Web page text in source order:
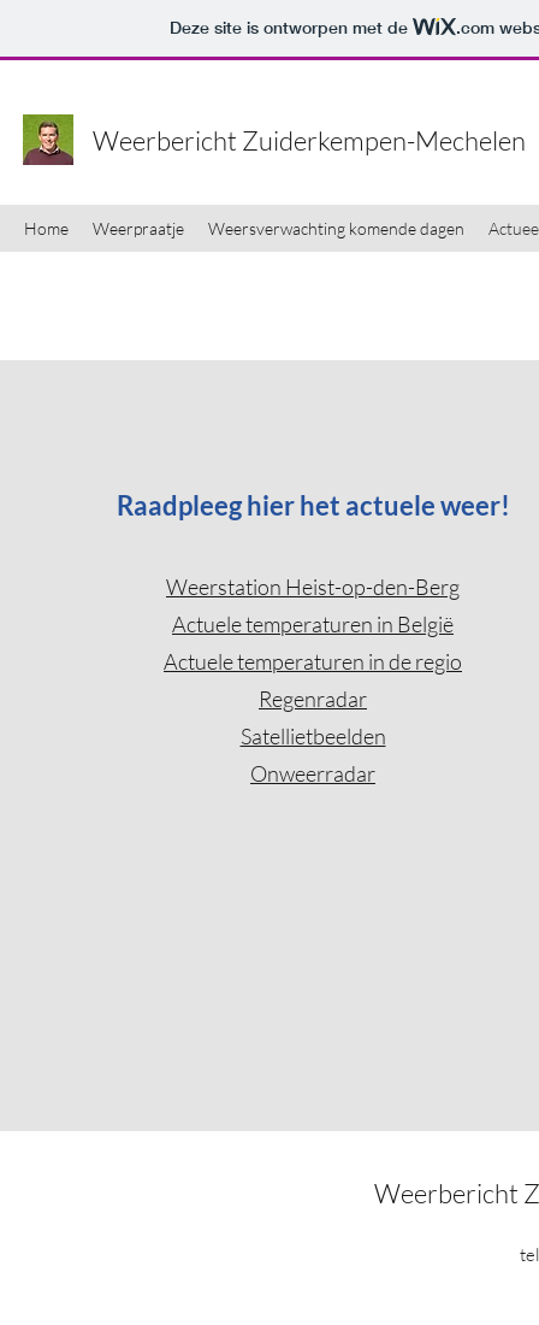
Deze site is ontworpen met de .com
Weerbericht Zuiderkempen-Mechelen
Home Weerpraatje Weersverwachting komende dagen
Raadpleeg hier het actuele weer!
Weerstation Heist-op-den-Berg
Actuele temperaturen in België
Actuele temperaturen in de regio
Regenradar
Satellietbeelden
Onweerradar
Weerbericht